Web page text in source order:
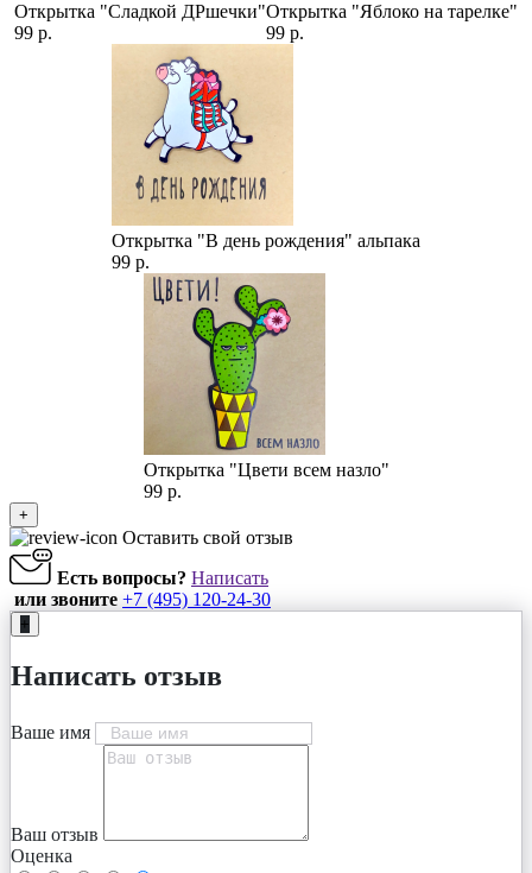
Открытка "Сладкой ДРшечки"
99 р.
Открытка "Яблоко на тарелке"
99 р.
Открытка "В день рождения" альпака
99 р.
Открытка "Цвети всем назло"
99 р.
+
Оставить свой отзыв
Есть вопросы? Написать
или звоните +7 (495) 120-24-30
+
Написать отзыв
Ваше имя
Ваш отзыв
Оценка